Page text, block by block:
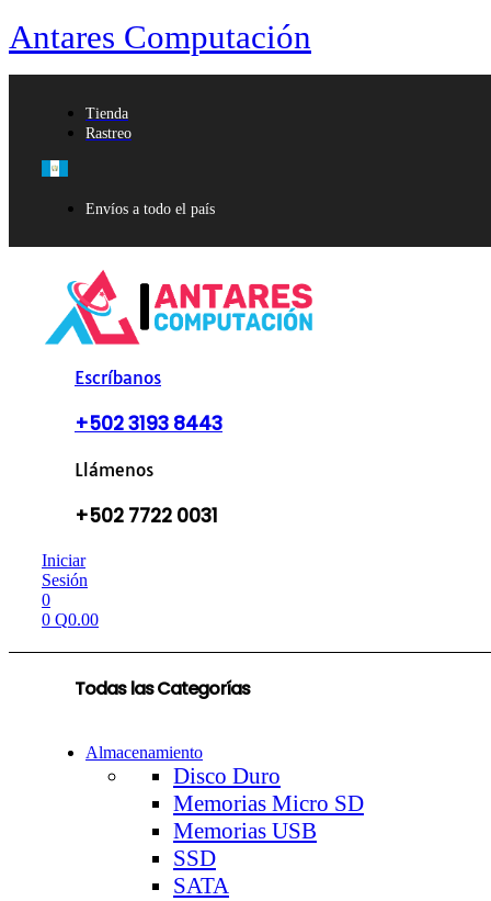
Antares Computación
Tienda
Rastreo
Envíos a todo el país
Escríbanos
+502 3193 8443
Llámenos
+502 7722 0031
Iniciar
Sesión
0
0 Q0.00
Todas las Categorías
Almacenamiento
Disco Duro
Memorias Micro SD
Memorias USB
SSD
SATA